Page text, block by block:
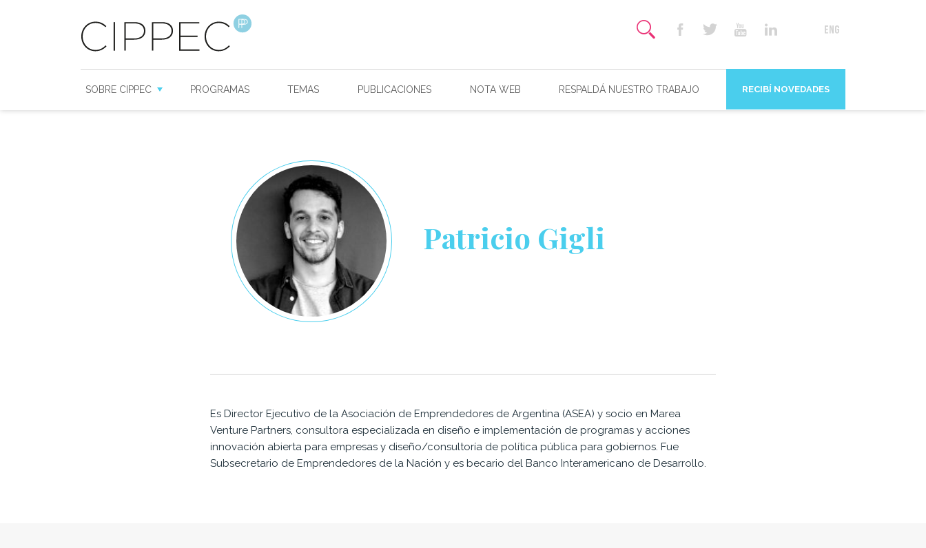
SOBRE CIPPEC PROGRAMAS TEMAS PUBLICACIONES NOTA WEB RESPALDÁ NUESTRO TRABAJO RECIBÍ NOVEDADES
Patricio Gigli
Es Director Ejecutivo de la Asociación de Emprendedores de Argentina (ASEA) y socio en Marea
Venture Partners, consultora especializada en diseño e implementación de programas y acciones
innovación abierta para empresas y diseño/consultoría de política pública para gobiernos. Fue
Subsecretario de Emprendedores de la Nación y es becario del Banco Interamericano de Desarrollo.